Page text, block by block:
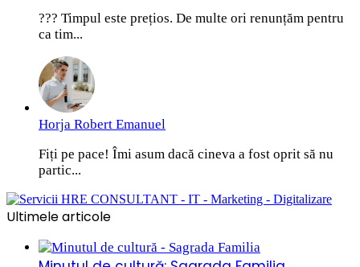
??? Timpul este prețios. De multe ori renunțăm pentru
ca tim...
Horja Robert Emanuel
Fiți pe pace! Îmi asum dacă cineva a fost oprit să nu
partic...
Ultimele articole